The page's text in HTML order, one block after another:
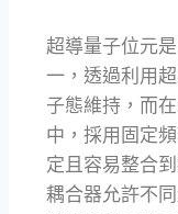
超導量子位元
一，透過利用
子態維持，而
中，採用固定
定且容易整合
耦合器允許不